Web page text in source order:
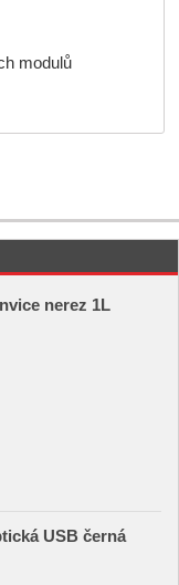
modulů
nerez 1L
USB černá